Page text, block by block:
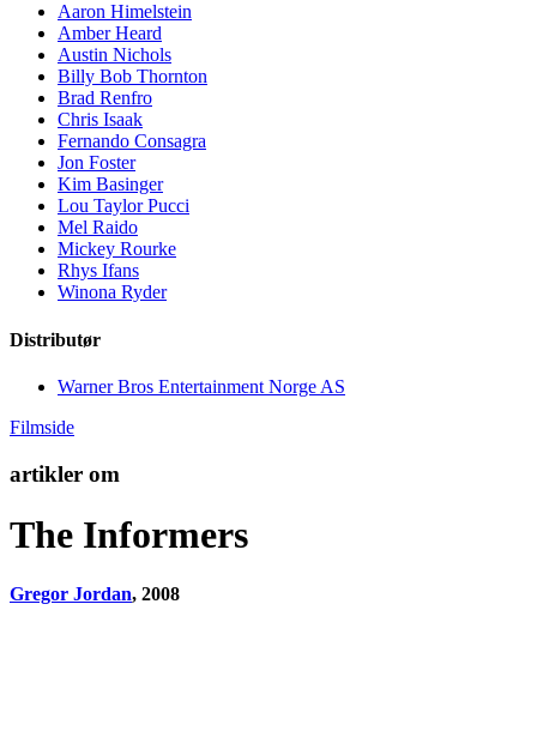
Aaron Himelstein
Amber Heard
Austin Nichols
Billy Bob Thornton
Brad Renfro
Chris Isaak
Fernando Consagra
Jon Foster
Kim Basinger
Lou Taylor Pucci
Mel Raido
Mickey Rourke
Rhys Ifans
Winona Ryder
Distributør
Warner Bros Entertainment Norge AS
Filmside
artikler om
The Informers
Gregor Jordan, 2008